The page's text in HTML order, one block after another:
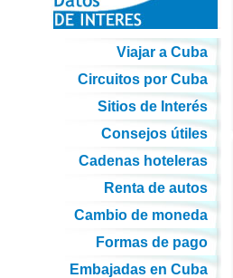
Viajar a Cuba
Circuitos por Cuba
Sitios de Interés
Consejos útiles
Cadenas hoteleras
Renta de autos
Cambio de moneda
Formas de pago
Embajadas en Cuba